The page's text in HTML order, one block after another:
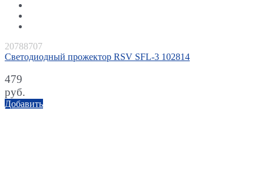
20788707
Светодиодный прожектор RSV SFL-3 102814
479
руб.
Добавить